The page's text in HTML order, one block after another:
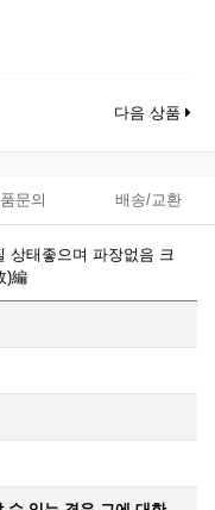
다음 상품
문의 배송/교환
상태좋으며 파장없음 크
)編